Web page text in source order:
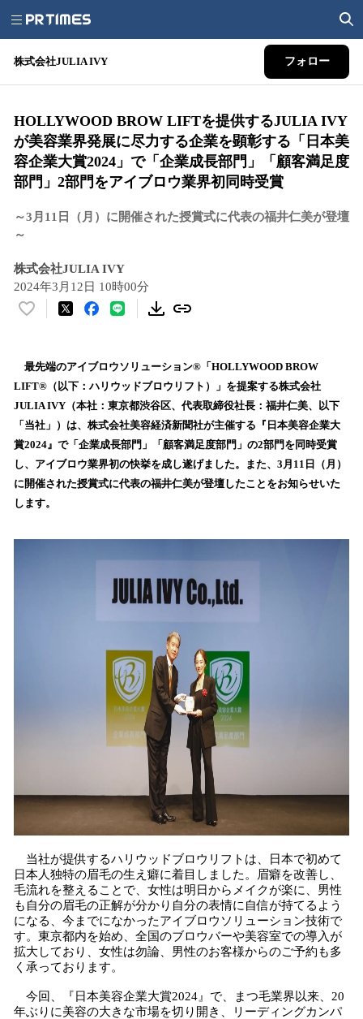
株式会社JULIA IVY フォロー
HOLLYWOOD BROW LIFTを提供するJULIA IVY
が美容業界発展に尽力する企業を顕彰する「日本美
容企業大賞2024」で「企業成長部門」「顧客満足度
部門」2部門をアイブロウ業界初同時受賞
～3月11日（月）に開催された授賞式に代表の福井仁美が登壇
～
株式会社JULIA IVY
2024年3月12日 10時00分
い
！
数
を
読
込
み
中
で
最先端のアイブロウソリューション®︎「HOLLYWOOD BROW
LIFT®︎（以下：ハリウッドブロウリフト）」を提案する株式会社
JULIA IVY（本社：東京都渋谷区、代表取締役社長：福井仁美、以下
「当社」）は、株式会社美容経済新聞社が主催する『日本美容企業大
賞2024』で「企業成長部門」「顧客満足度部門」の2部門を同時受賞
し、アイブロウ業界初の快挙を成し遂げました。また、3月11日（月）
に開催された授賞式に代表の福井仁美が登壇したことをお知らせいた
します。
当社が提供するハリウッドブロウリフトは、日本で初めて
日本人独特の眉⽑の⽣え癖に着目しました。眉癖を改善し、
毛流れを整えることで、女性は明⽇からメイクが楽に、男性
も⾃分の眉⽑の正解が分かり自分の表情に自信が持てるよう
になる、今までになかったアイブロウソリューション技術で
す。東京都内を始め、全国のブロウバーや美容室での導入が
拡大しており、女性は勿論、男性のお客様からのご予約も多
く承っております。
今回、『日本美容企業大賞2024』で、まつ毛業界以来、20
年ぶりに美容の大きな市場を切り開き、リーディングカンパ